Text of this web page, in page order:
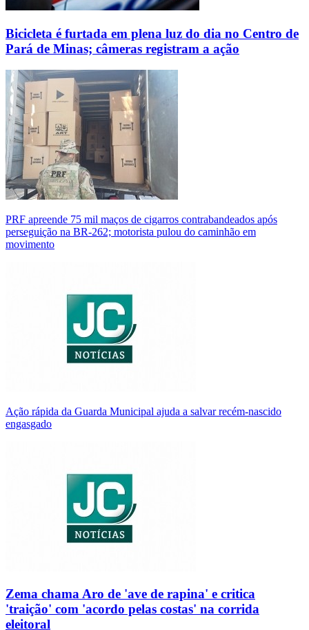
Bicicleta é furtada em plena luz do dia no Centro de
Pará de Minas; câmeras registram a ação
PRF apreende 75 mil maços de cigarros contrabandeados após
perseguição na BR-262; motorista pulou do caminhão em
movimento
Ação rápida da Guarda Municipal ajuda a salvar recém-nascido
engasgado
Zema chama Aro de 'ave de rapina' e critica
'traição' com 'acordo pelas costas' na corrida
eleitoral